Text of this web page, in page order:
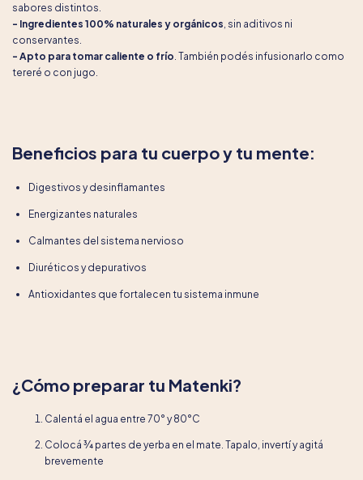
sabores distintos.
- Ingredientes 100% naturales y orgánicos, sin aditivos ni
conservantes.
- Apto para tomar caliente o frío. También podés infusionarlo como
tereré o con jugo.
Beneficios para tu cuerpo y tu mente:
Digestivos y desinflamantes
Energizantes naturales
Calmantes del sistema nervioso
Diuréticos y depurativos
Antioxidantes que fortalecen tu sistema inmune
¿Cómo preparar tu Matenki?
Calentá el agua entre 70° y 80°C
Colocá ¾ partes de yerba en el mate. Tapalo, invertí y agitá
brevemente